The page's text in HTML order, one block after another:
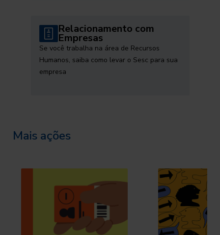
Relacionamento com
Empresas
Se você trabalha na área de Recursos
Humanos, saiba como levar o Sesc para sua
empresa
Mais ações